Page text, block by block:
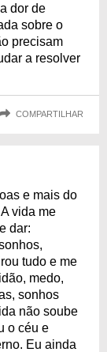
dor de
sobre o
precisam
a resolver
COMPARTILHAR
e mais do
vida me
dar:
tudo e me
medo,
sonhos
não soube
o céu e
Eu ainda